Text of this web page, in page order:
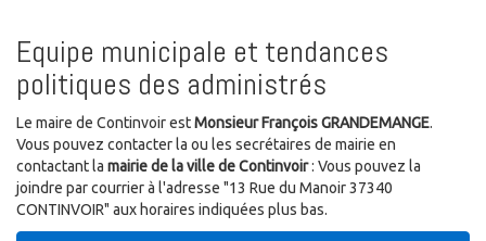
Equipe municipale et tendances
politiques des administrés
Le maire de Continvoir estMonsieur François GRANDEMANGE.
Vous pouvez contacter la ou les secrétaires de mairie en
contactant la mairie de la ville de Continvoir: Vous pouvez la
joindre par courrier à l'adresse "13 Rue du Manoir 37340
CONTINVOIR" aux horaires indiquées plus bas.